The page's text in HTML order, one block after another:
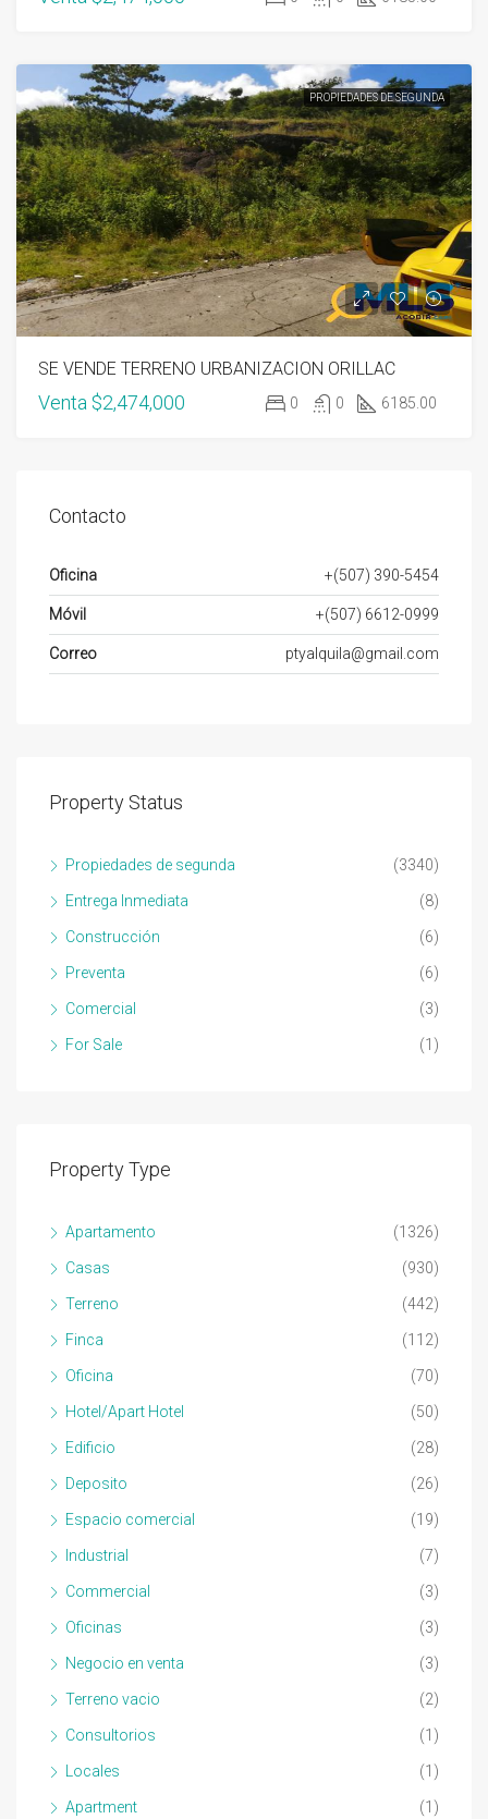
PROPIEDADES DE SEGUNDA
SE VENDE TERRENO URBANIZACION ORILLAC
Venta $2,474,000 0 0 6185.00
Contacto
Oficina +(507) 390-5454
Móvil +(507) 6612-0999
Correo ptyalquila@gmail.com
Property Status
Propiedades de segunda (3340)
Entrega Inmediata (8)
Construcción (6)
Preventa (6)
Comercial (3)
For Sale (1)
Property Type
Apartamento (1326)
Casas (930)
Terreno (442)
Finca (112)
Oficina (70)
Hotel/Apart Hotel (50)
Edificio (28)
Deposito (26)
Espacio comercial (19)
Industrial (7)
Commercial (3)
Oficinas (3)
Negocio en venta (3)
Terreno vacio (2)
Consultorios (1)
Locales (1)
Apartment (1)